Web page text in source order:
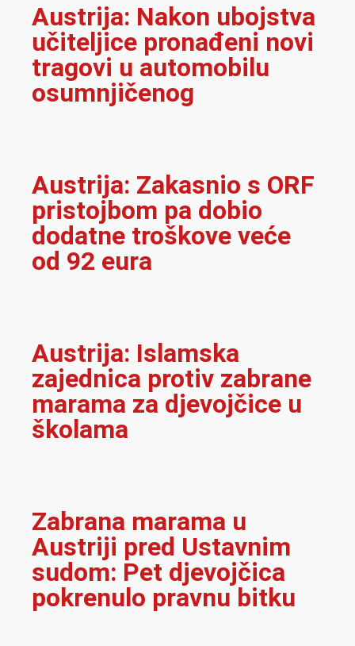
Austrija: Nakon ubojstva
učiteljice pronađeni novi
tragovi u automobilu
osumnjičenog
Austrija: Zakasnio s ORF
pristojbom pa dobio
dodatne troškove veće
od 92 eura
Austrija: Islamska
zajednica protiv zabrane
marama za djevojčice u
školama
Zabrana marama u
Austriji pred Ustavnim
sudom: Pet djevojčica
pokrenulo pravnu bitku